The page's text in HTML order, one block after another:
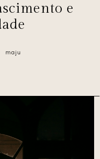
e
maju